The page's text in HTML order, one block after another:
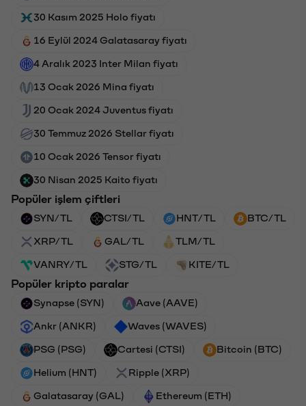
30 Kasım 2025 Holo fiyatı
16 Eylül 2024 Galatasaray fiyatı
4 Aralık 2023 Inter Milan fiyatı
13 Ocak 2026 Mina fiyatı
20 Ocak 2024 Juventus fiyatı
30 Temmuz 2026 Stellar fiyatı
10 Ocak 2026 Tensor fiyatı
30 Nisan 2025 Kaito fiyatı
Popüler işlem çiftleri
SYN/TL CTSI/TL HNT/TL BTC/TL
XRP/TL GAL/TL TLM/TL
VANRY/TL STG/TL KITE/TL
Popüler kripto paralar
Synapse (SYN) Aave (AAVE)
Ankr (ANKR) Waves (WAVES)
PSG (PSG) Cartesi (CTSI) Bitcoin (BTC)
Helium (HNT) Ripple (XRP)
Galatasaray (GAL) Ethereum (ETH)